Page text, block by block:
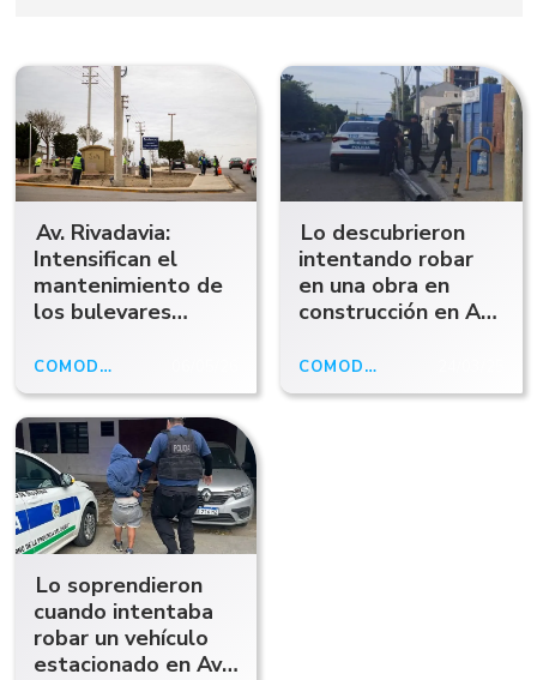
Av. Rivadavia:
Intensifican el
mantenimiento de
los bulevares
COMODORO
Lo descubrieron
intentando robar
en una obra en
construcción en Av.
COMODORO
Lo soprendieron
cuando intentaba
robar un vehículo
estacionado en Av.